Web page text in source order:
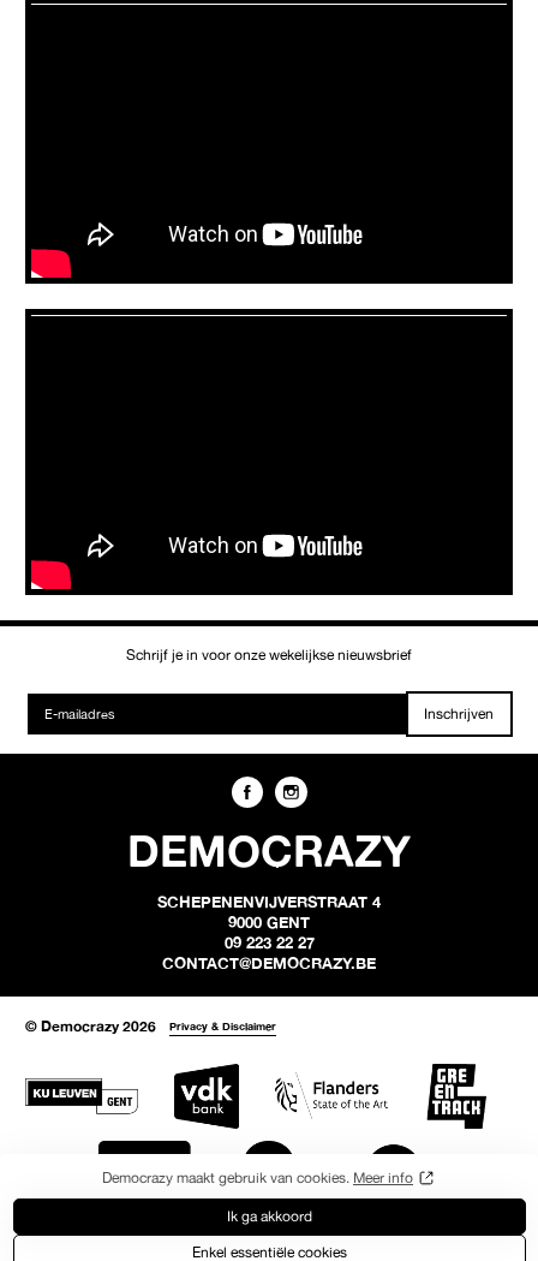
Democrazy maakt gebruik van cookies. Meer info
Ik ga akkoord
Enkel essentiële cookies
Schrijf je in voor onze wekelijkse nieuwsbrief
Inschrijven
DEMOCRAZY
SCHEPENENVIJVERSTRAAT 4
9000 GENT
09 223 22 27
CONTACT@DEMOCRAZY.BE
© Democrazy 2026 Privacy & Disclaimer